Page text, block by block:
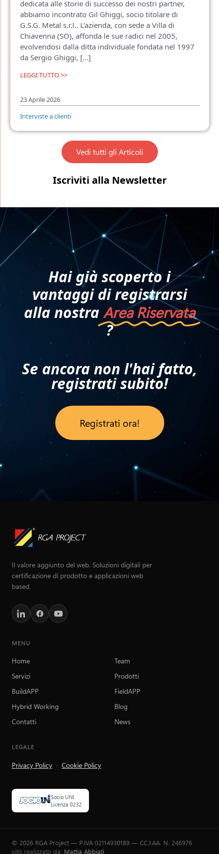
dedicata alle storie di successo dei nostri partner,
abbiamo incontrato Gil Ghiggi, socio titolare di
G.S.G. Metal s.r.l.. L’azienda, con sede a Villa di
Chiavenna (SO), affonda le sue radici nel 2005,
evolvendosi dalla ditta individuale fondata nel 1997
da Sergio Ghiggi, [...]
LEGGI TUTTO >>
23 Aprile 2026
Interviste a clienti
Vedi tutti gli Articoli
Iscriviti alla Newsletter
Hai già scoperto i
vantaggi di registrarsi
alla nostra Area Riservata
?
Se ancora non l'hai fatto,
registrati subito!
Registrati ora!
Il valore aggiunto del web. Soluzioni digitali per
certificazione di prodotto e applicazioni web
based.
MENU
Home
Team
Servizi
Prodotti
BuildAPP
FieldAPP
Hybrid Working
Blog
Contatti
News
LEGALE
Privacy Policy · Cookie Policy
Socio UNI
Licenza 0232
© 2026 RGA Project — P.IVA 02114930189 — CC.I.AA. N. 246976
sito realizzato da: Mattia Abbiati